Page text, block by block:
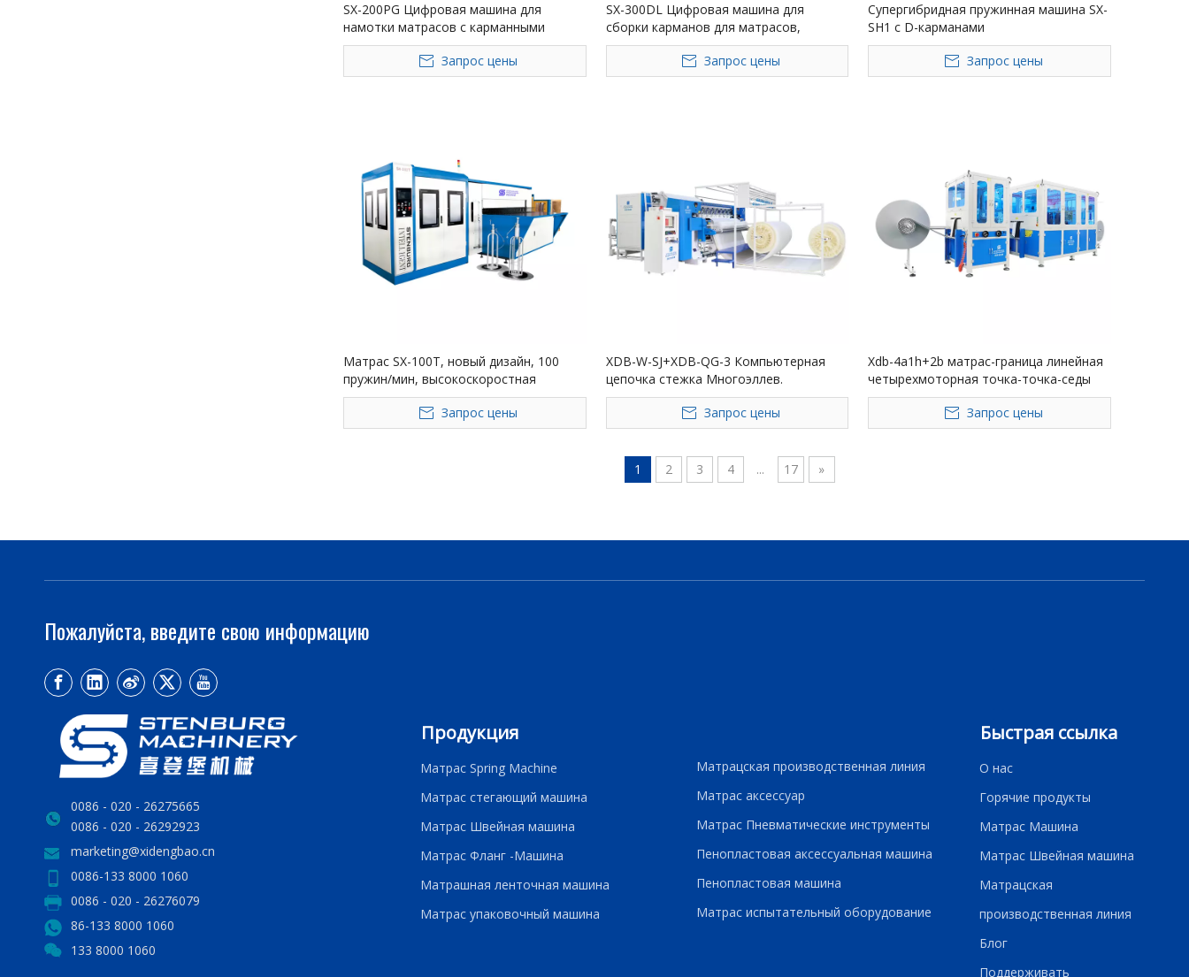
SX-200PG Цифровая машина для
намотки матрасов с карманными
пружинами, 200 пружин/мин, ядро ​​ПЛК
Запрос цены
SX-300DL Цифровая машина для
сборки карманов для матрасов,
управляемая ПЛК, 380 В, 17–20 рядов/
Запрос цены
Супергибридная пружинная машина SX-
SH1 с D-карманами
Запрос цены
Матрас SX-100T, новый дизайн, 100
пружин/мин, высокоскоростная
автоматическая линия для переноса
пружин Bonnell Запрос цены
XDB-W-SJ+XDB-QG-3 Компьютерная
цепочка стежка Многоэллев.
Запрос цены
Xdb-4a1h+2b матрас-граница линейная
четырехмоторная точка-точка-седы
Запрос цены
1 2 3 4 ... 17 »
Пожалуйста, введите свою информацию
0086 - 020 - 26275665
0086 - 020 - 26292923
marketing@xidengbao.cn
0086-133 8000 1060
0086 - 020 - 26276079
86-133 8000 1060
133 8000 1060
Продукция
Матрас Spring Machine
Матрас стегающий машина
Матрас Швейная машина
Матрас Фланг -Машина
Матрашная ленточная машина
Матрас упаковочный машина
Матрацская производственная линия
Матрас аксессуар
Матрас Пневматические инструменты
Пенопластовая аксессуальная машина
Пенопластовая машина
Матрас испытательный оборудование
Быстрая ссылка
О нас
Горячие продукты
Матрас Машина
Матрас Швейная машина
Матрацская
производственная линия
Блог
Поддерживать